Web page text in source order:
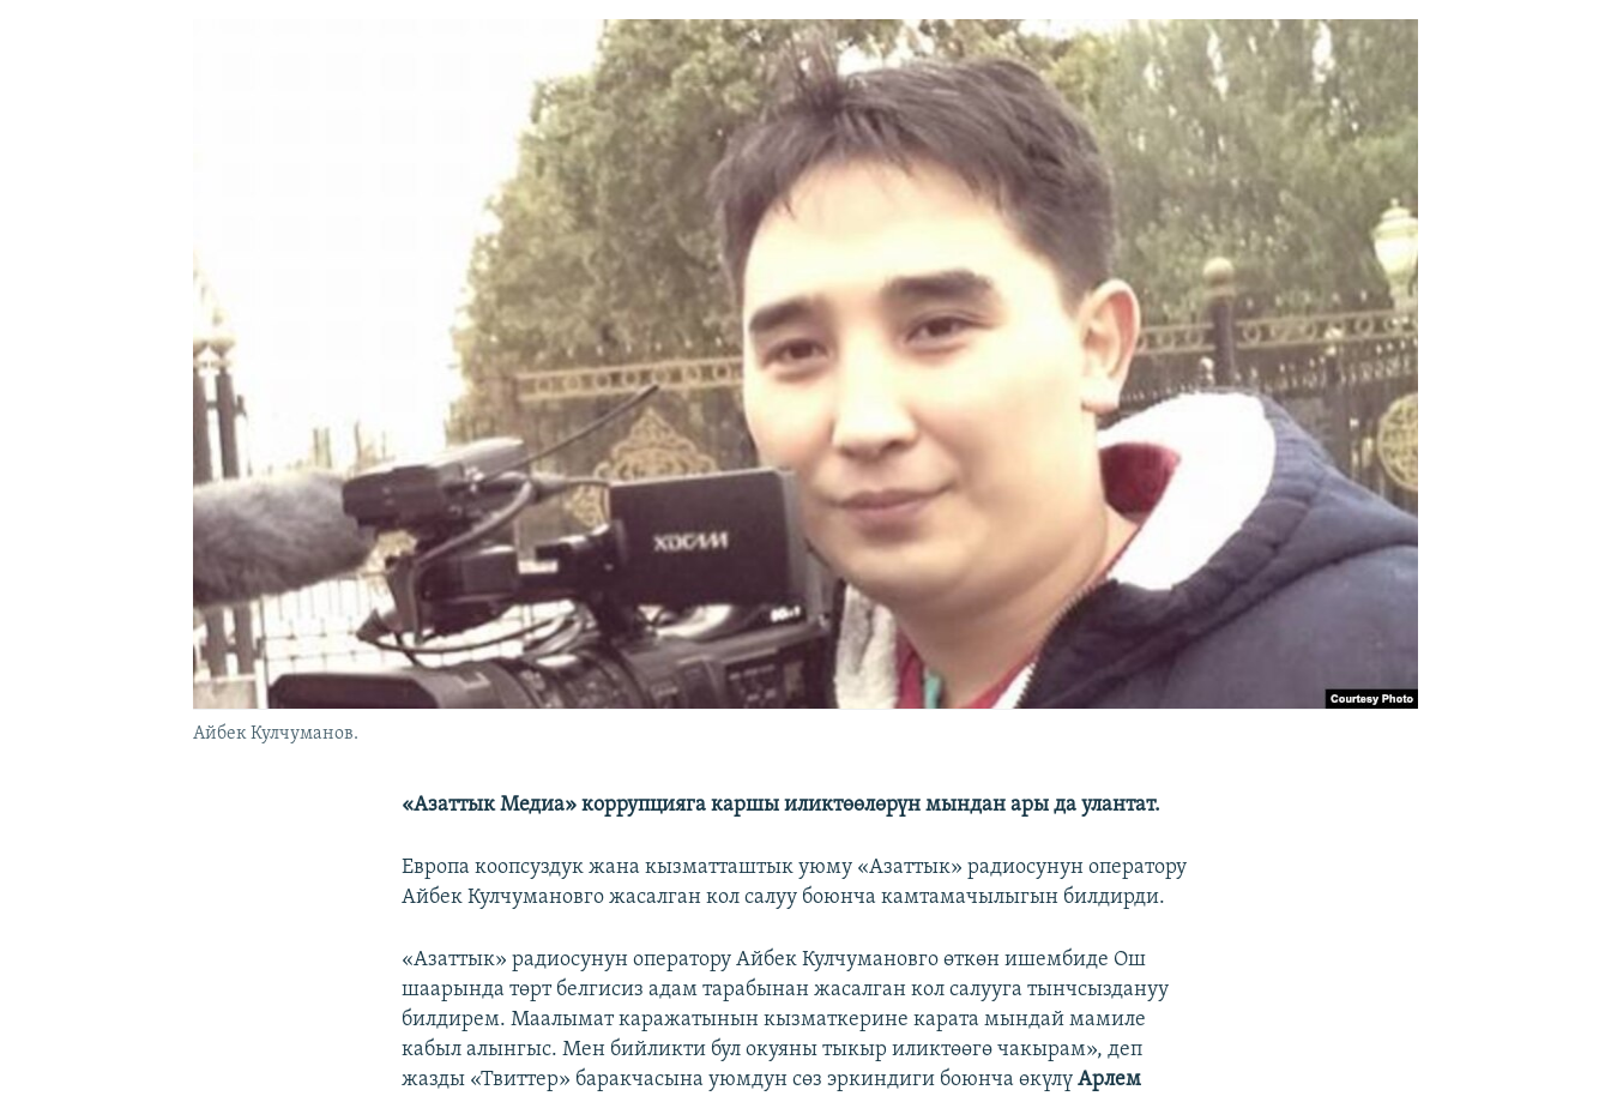
Айбек Кулчуманов.
«Азаттык Медиа» коррупцияга каршы иликтөөлөрүн мындан ары да улантат.
Европа коопсуздук жана кызматташтык уюму «Азаттык» радиосунун оператору
Айбек Кулчумановго жасалган кол салуу боюнча камтамачылыгын билдирди.
«Азаттык» радиосунун оператору Айбек Кулчумановго өткөн ишембиде Ош
шаарында төрт белгисиз адам тарабынан жасалган кол салууга тынчсыздануу
билдирем. Маалымат каражатынын кызматкерине карата мындай мамиле
кабыл алынгыс. Мен бийликти бул окуяны тыкыр иликтөөгө чакырам», деп
жазды «Твиттер» баракчасына уюмдун сөз эркиндиги боюнча өкүлүАрлем